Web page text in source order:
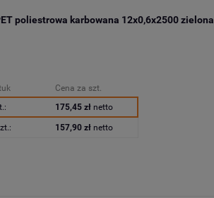
poliestrowa karbowana 12x0,6x2500 zielona
Cena za szt.
175,45 zł netto
157,90 zł netto